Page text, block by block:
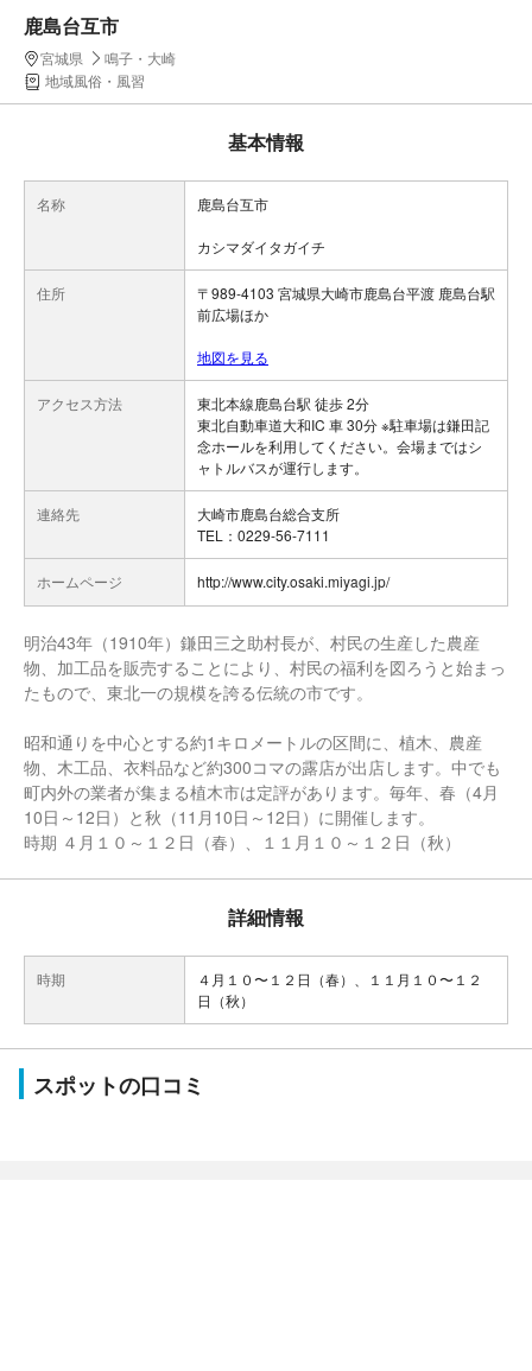
鹿島台互市
宮城県
鳴子・大崎
地域風俗・風習
基本情報
名称 鹿島台互市
カシマダイタガイチ
住所
〒989-4103 宮城県大崎市鹿島台平渡 鹿島台駅
前広場ほか
地図を見る
アクセス方法
東北本線鹿島台駅 徒歩 2分
東北自動車道大和IC 車 30分 ※駐車場は鎌田記
念ホールを利用してください。会場まではシ
ャトルバスが運行します。
連絡先
大崎市鹿島台総合支所
TEL：0229-56-7111
ホームページ http://www.city.osaki.miyagi.jp/
明治43年（1910年）鎌田三之助村長が、村民の生産した農産
物、加工品を販売することにより、村民の福利を図ろうと始まっ
たもので、東北一の規模を誇る伝統の市です。
昭和通りを中心とする約1キロメートルの区間に、植木、農産
物、木工品、衣料品など約300コマの露店が出店します。中でも
町内外の業者が集まる植木市は定評があります。毎年、春（4月
10日～12日）と秋（11月10日～12日）に開催します。
時期 ４月１０～１２日（春）、１１月１０～１２日（秋）
詳細情報
時期
４月１０〜１２日（春）、１１月１０〜１２
日（秋）
スポットの口コミ